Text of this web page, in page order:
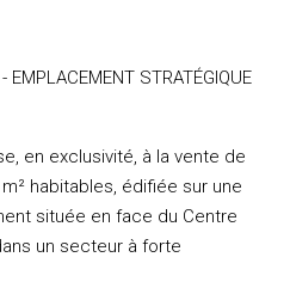
EMPLACEMENT STRATÉGIQUE
en exclusivité, à la vente de
habitables, édifiée sur une
située en face du Centre
un secteur à forte